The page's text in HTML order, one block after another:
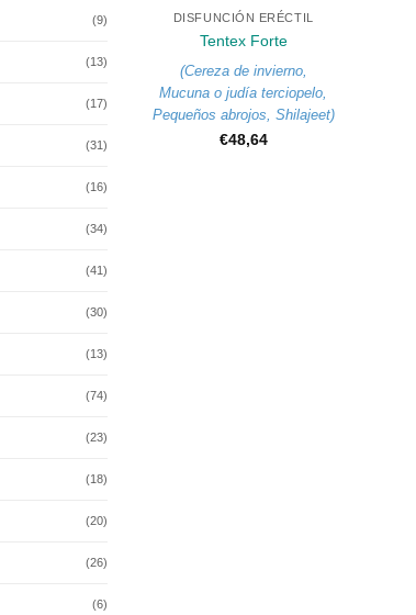
(9)
(13)
(17)
(31)
(16)
(34)
(41)
(30)
(13)
(74)
(23)
(18)
(20)
(26)
(6)
DISFUNCIÓN ERÉCTIL
Tentex Forte
(Cereza de invierno,
Mucuna o judía terciopelo,
Pequeños abrojos, Shilajeet)
€48,64